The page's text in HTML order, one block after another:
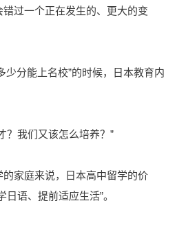
过一个正在发生的、更大的变
少分能上名校”的时候，日本教育内
？我们又该怎么培养？”
家庭来说，日本高中留学的价
语、提前适应生活”。